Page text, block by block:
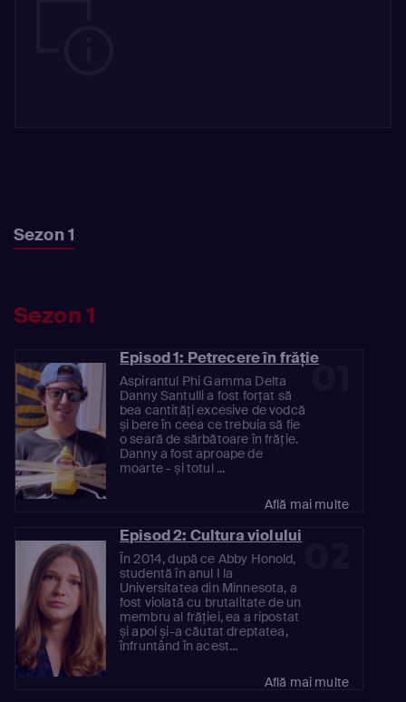
Sezon 1
Sezon 1
01
Episod 1: Petrecere în frăție
Aspirantul Phi Gamma Delta
Danny Santulli a fost forțat să
bea cantități excesive de vodcă
și bere în ceea ce trebuia să fie
o seară de sărbătoare în frăție.
Danny a fost aproape de
moarte - și totul ...
Află mai multe
Episod 2: Cultura violului
În 2014, după ce Abby Honold,
studentă în anul I la
Universitatea din Minnesota, a
fost violată cu brutalitate de un
membru al frăției, ea a ripostat
și apoi și-a căutat dreptatea,
înfruntând în acest...
Află mai multe